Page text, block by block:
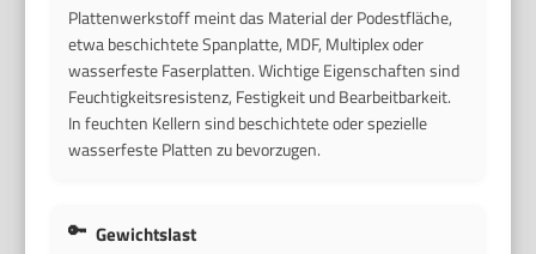
Plattenwerkstoff meint das Material der Podestfläche,
etwa beschichtete Spanplatte, MDF, Multiplex oder
wasserfeste Faserplatten. Wichtige Eigenschaften sind
Feuchtigkeitsresistenz, Festigkeit und Bearbeitbarkeit.
In feuchten Kellern sind beschichtete oder spezielle
wasserfeste Platten zu bevorzugen.
Gewichtslast